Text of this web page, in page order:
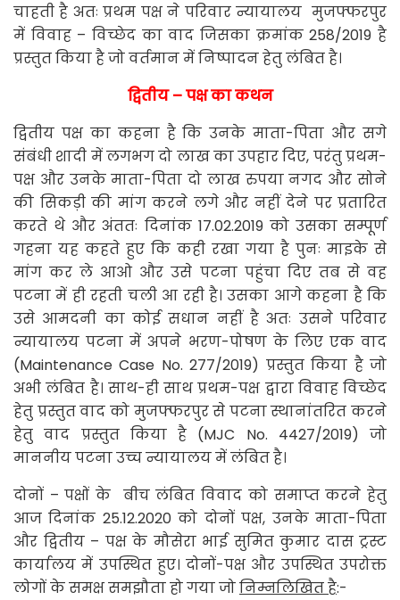
चाहती है अतः प्रथम पक्ष ने परिवार न्यायालय मुजफ्फरपुर
में विवाह – विच्छेद का वाद जिसका क्रमांक 258/2019 है
प्रस्तुत किया है जो वर्तमान में निष्पादन हेतु लंबित है।
द्वितीय – पक्ष का कथन
द्वितीय पक्ष का कहना है कि उनके माता-पिता और सगे
संबंधी शादी में लगभग दो लाख का उपहार दिए, परंतु प्रथम-
पक्ष और उनके माता-पिता दो लाख रुपया नगद और सोने
की सिकड़ी की मांग करने लगे और नहीं देने पर प्रतारित
करते थे और अंततः दिनांक 17.02.2019 को उसका सम्पूर्ण
गहना यह कहते हुए कि कही रखा गया है पुनः माइके से
मांग कर ले आओ और उसे पटना पहुंचा दिए तब से वह
पटना में ही रहती चली आ रही है। उसका आगे कहना है कि
उसे आमदनी का कोई सधान नहीं है अतः उसने परिवार
न्यायालय पटना में अपने भरण-पोषण के लिए एक वाद
(Maintenance Case No. 277/2019) प्रस्तुत किया है जो
अभी लंबित है। साथ-ही साथ प्रथम-पक्ष द्वारा विवाह विच्छेद
हेतु प्रस्तुत वाद को मुजफ्फरपुर से पटना स्थानांतरित करने
हेतु वाद प्रस्तुत किया है (MJC No. 4427/2019) जो
माननीय पटना उच्च न्यायालय में लंबित है।
दोनों – पक्षों के बीच लंबित विवाद को समाप्त करने हेतु
आज दिनांक 25.12.2020 को दोनों पक्ष, उनके माता-पिता
और द्वितीय – पक्ष के मौसेरा भाई सुमित कुमार दास ट्रस्ट
कार्यालय में उपस्थित हुए। दोनों-पक्ष और उपस्थित उपरोक्त
लोगों के समक्ष समझौता हो गया जोनिम्नलिखित है:-